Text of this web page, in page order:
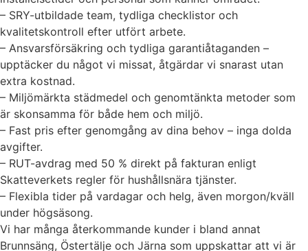
– SRY-utbildade team, tydliga checklistor och
kvalitetskontroll efter utfört arbete.
– Ansvarsförsäkring och tydliga garantiåtaganden –
upptäcker du något vi missat, åtgärdar vi snarast utan
extra kostnad.
– Miljömärkta städmedel och genomtänkta metoder som
är skonsamma för både hem och miljö.
– Fast pris efter genomgång av dina behov – inga dolda
avgifter.
– RUT-avdrag med 50 % direkt på fakturan enligt
Skatteverkets regler för hushållsnära tjänster.
– Flexibla tider på vardagar och helg, även morgon/kväll
under högsäsong.
Vi har många återkommande kunder i bland annat
Brunnsäng, Östertälje och Järna som uppskattar att vi är